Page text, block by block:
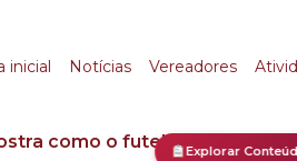
Explorar
inicial Notícias Vereadores
como o futebol